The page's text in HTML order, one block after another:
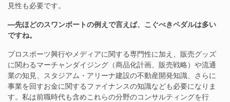
見性も必要です。
―先ほどのスワンボートの例えで言えば、こぐべきペダルは多い
ですね。
プロスポーツ興行やメディアに関する専門性に加え、販売グッズ
に関わるマーチャンダイジング（商品化計画、販売戦略）や流通
業の知見、スタジアム・アリーナ建設の不動産開発知識、さらに
事業を回すお金に関するファイナンスの知識なども必要になりま
す。私は前職時代も含めこれらの分野のコンサルティングを行